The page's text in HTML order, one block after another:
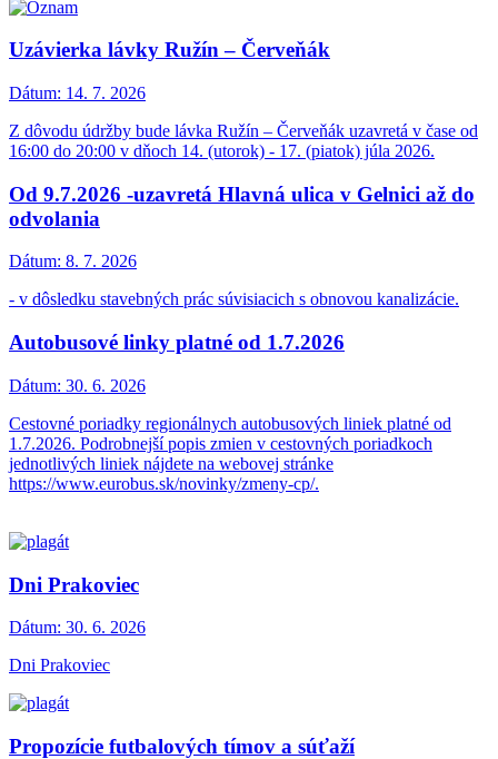
Uzávierka lávky Ružín – Červeňák
Dátum: 14. 7. 2026
Z dôvodu údržby bude lávka Ružín – Červeňák uzavretá v čase od
16:00 do 20:00 v dňoch 14. (utorok) - 17. (piatok) júla 2026.
Od 9.7.2026 -uzavretá Hlavná ulica v Gelnici až do
odvolania
Dátum: 8. 7. 2026
- v dôsledku stavebných prác súvisiacich s obnovou kanalizácie.
Autobusové linky platné od 1.7.2026
Dátum: 30. 6. 2026
Cestovné poriadky regionálnych autobusových liniek platné od
1.7.2026. Podrobnejší popis zmien v cestovných poriadkoch
jednotlivých liniek nájdete na webovej stránke
https://www.eurobus.sk/novinky/zmeny-cp/.
Dni Prakoviec
Dátum: 30. 6. 2026
Dni Prakoviec
Propozície futbalových tímov a súťaží